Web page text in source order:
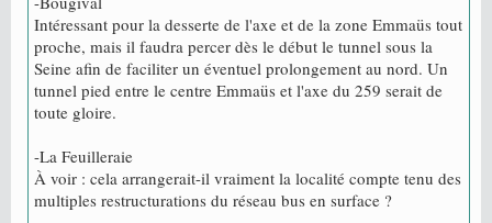
Intéressant pour la desserte de l'axe et de la zone Emmaüs tout
proche, mais il faudra percer dès le début le tunnel sous la
Seine afin de faciliter un éventuel prolongement au nord. Un
tunnel pied entre le centre Emmaüs et l'axe du 259 serait de
toute gloire.
-La Feuilleraie
À voir : cela arrangerait-il vraiment la localité compte tenu des
multiples restructurations du réseau bus en surface ?